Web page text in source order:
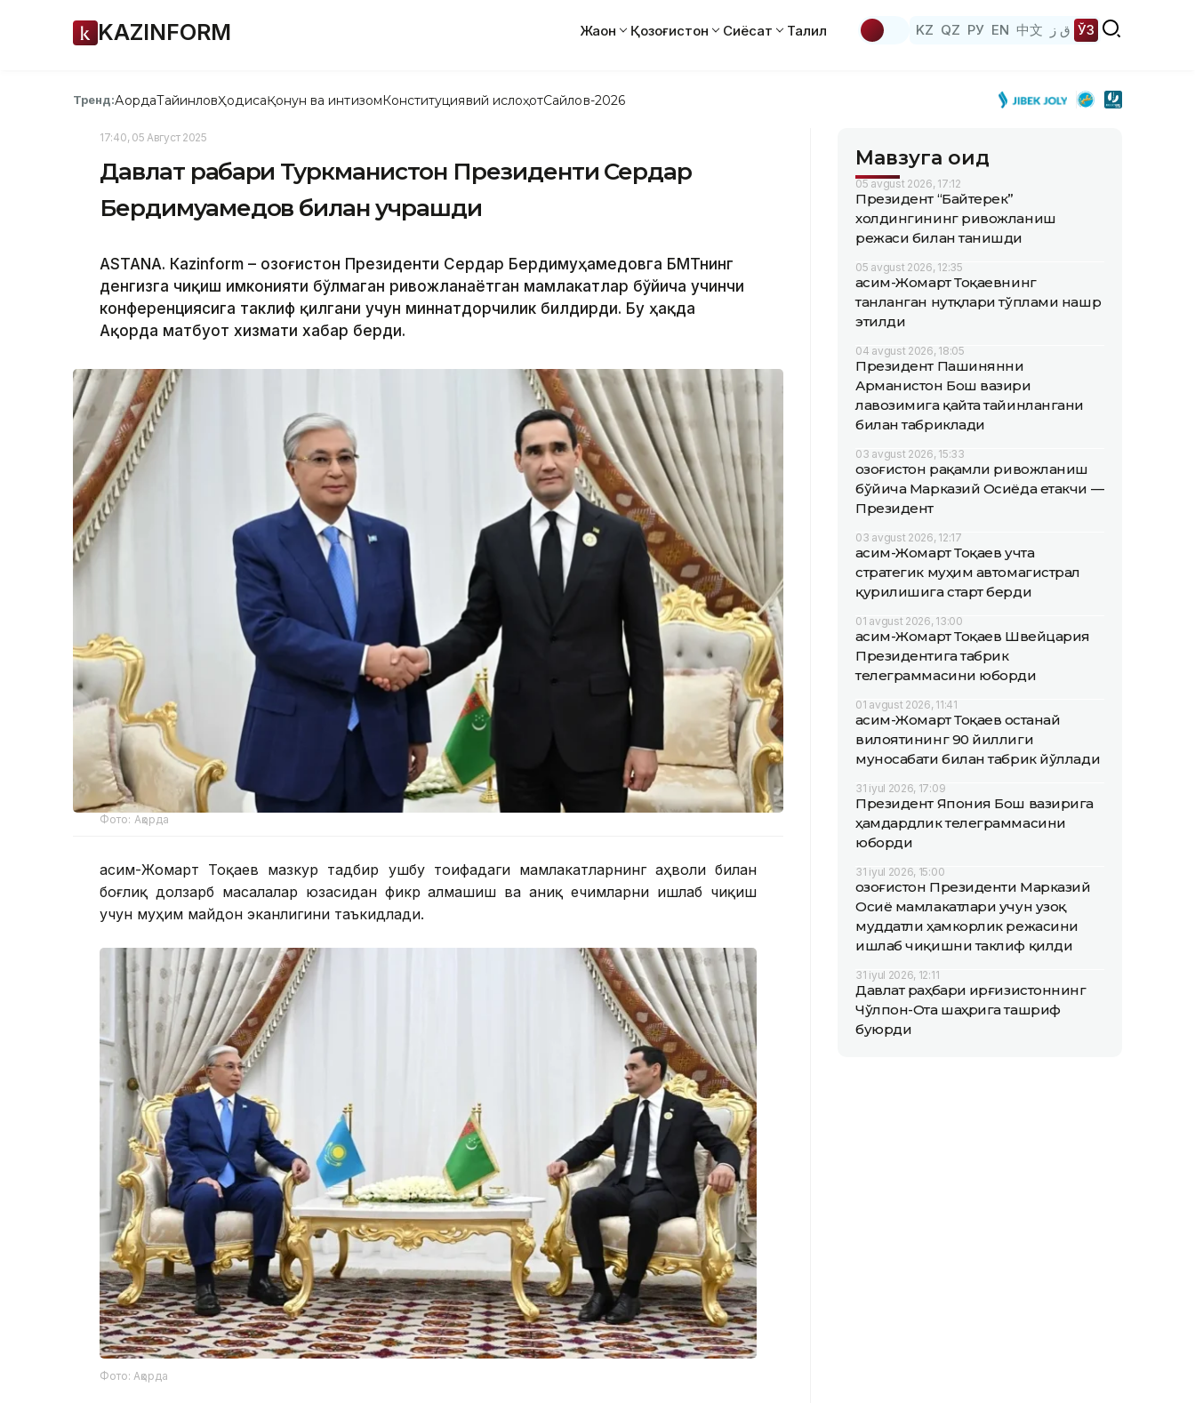
KAZINFORM Жаҳон Қозоғистон Сиёсат Таҳлил KZ QZ РУ EN 中文 ق ز ЎЗ
Тренд:АқордаТайинловҲодисаҚонун ва интизомКонституциявий ислоҳотСайлов-2026
17:40, 05 Август 2025
Давлат раҳбари Туркманистон Президенти Сердар
Бердимуҳамедов билан учрашди
ASTANА. Кazinform – Қозоғистон Президенти Сердар Бердимуҳамедовга БМТнинг
денгизга чиқиш имконияти бўлмаган ривожланаётган мамлакатлар бўйича учинчи
конференциясига таклиф қилгани учун миннатдорчилик билдирди. Бу ҳақда
Ақорда матбуот хизмати хабар берди.
Фото: Ақорда
Қасим-Жомарт Тоқаев мазкур тадбир ушбу тоифадаги мамлакатларнинг аҳволи билан
боғлиқ долзарб масалалар юзасидан фикр алмашиш ва аниқ ечимларни ишлаб чиқиш
учун муҳим майдон эканлигини таъкидлади.
Фото: Ақорда
Мавзуга оид
05 avgust 2026, 17:12
Президент “Байтерек”
холдингининг ривожланиш
режаси билан танишди
05 avgust 2026, 12:35
Қасим-Жомарт Тоқаевнинг
танланган нутқлари тўплами нашр
этилди
04 avgust 2026, 18:05
Президент Пашинянни
Арманистон Бош вазири
лавозимига қайта тайинлангани
билан табриклади
03 avgust 2026, 15:33
Қозоғистон рақамли ривожланиш
бўйича Марказий Осиёда етакчи —
Президент
03 avgust 2026, 12:17
Қасим-Жомарт Тоқаев учта
стратегик муҳим автомагистрал
қурилишига старт берди
01 avgust 2026, 13:00
Қасим-Жомарт Тоқаев Швейцария
Президентига табрик
телеграммасини юборди
01 avgust 2026, 11:41
Қасим-Жомарт Тоқаев Қостанай
вилоятининг 90 йиллиги
муносабати билан табрик йўллади
31 iyul 2026, 17:09
Президент Япония Бош вазирига
ҳамдардлик телеграммасини
юборди
31 iyul 2026, 15:00
Қозоғистон Президенти Марказий
Осиё мамлакатлари учун узоқ
муддатли ҳамкорлик режасини
ишлаб чиқишни таклиф қилди
31 iyul 2026, 12:11
Давлат раҳбари Қирғизистоннинг
Чўлпон-Ота шаҳрига ташриф
буюрди